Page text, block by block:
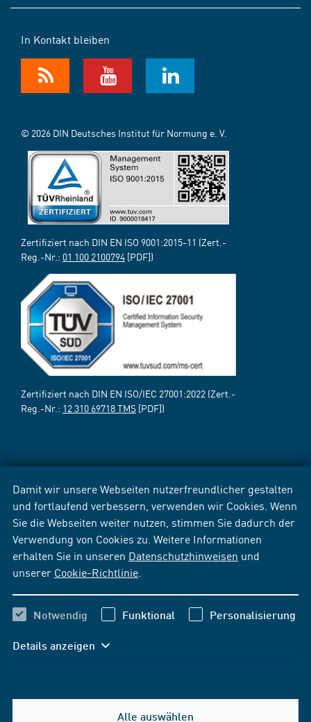
Damit wir unsere Webseiten nutzerfreundlicher gestalten
und fortlaufend verbessern, verwenden wir Cookies. Wenn
Sie die Webseiten weiter nutzen, stimmen Sie dadurch der
Verwendung von Cookies zu. Weitere Informationen
erhalten Sie in unseren Datenschutzhinweisen und
unserer Cookie-Richtlinie
Notwendig Funktional Personalisierung
Details anzeigen
Alle auswählen
In Kontakt bleiben
© 2026 DIN Deutsches Institut für Normung e. V.
Zertifiziert nach DIN EN ISO 9001:2015-11 (Zert.-
Reg.-Nr.: 01 100 2100794 [PDF])
Zertifiziert nach DIN EN ISO/IEC 27001:2022 (Zert.-
Reg.-Nr.: 12 310 69718 TMS [PDF])